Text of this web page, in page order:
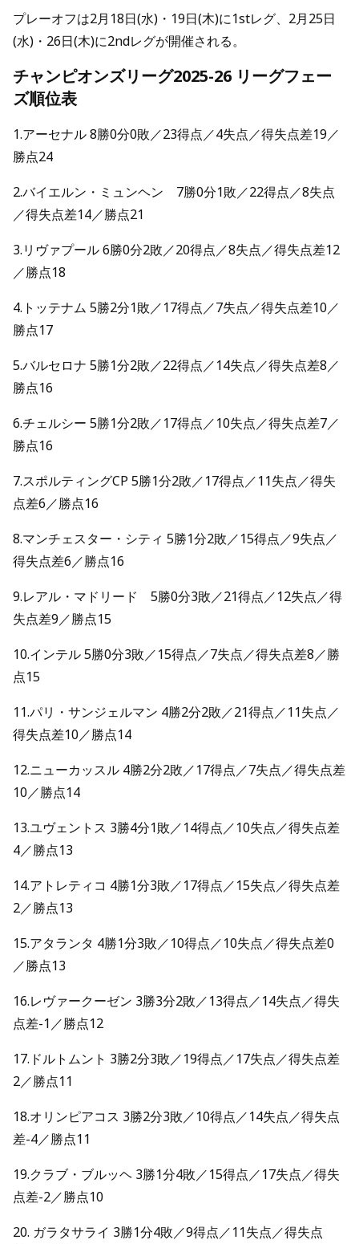
プレーオフは2月18日(水)・19日(木)に1stレグ、2月25日
(水)・26日(木)に2ndレグが開催される。
チャンピオンズリーグ2025-26 リーグフェー
ズ順位表
1.アーセナル 8勝0分0敗／23得点／4失点／得失点差19／
勝点24
2.バイエルン・ミュンヘン 7勝0分1敗／22得点／8失点
／得失点差14／勝点21
3.リヴァプール 6勝0分2敗／20得点／8失点／得失点差12
／勝点18
4.トッテナム 5勝2分1敗／17得点／7失点／得失点差10／
勝点17
5.バルセロナ 5勝1分2敗／22得点／14失点／得失点差8／
勝点16
6.チェルシー 5勝1分2敗／17得点／10失点／得失点差7／
勝点16
7.スポルティングCP 5勝1分2敗／17得点／11失点／得失
点差6／勝点16
8.マンチェスター・シティ 5勝1分2敗／15得点／9失点／
得失点差6／勝点16
9.レアル・マドリード 5勝0分3敗／21得点／12失点／得
失点差9／勝点15
10.インテル 5勝0分3敗／15得点／7失点／得失点差8／勝
点15
11.パリ・サンジェルマン 4勝2分2敗／21得点／11失点／
得失点差10／勝点14
12.ニューカッスル 4勝2分2敗／17得点／7失点／得失点差
10／勝点14
13.ユヴェントス 3勝4分1敗／14得点／10失点／得失点差
4／勝点13
14.アトレティコ 4勝1分3敗／17得点／15失点／得失点差
2／勝点13
15.アタランタ 4勝1分3敗／10得点／10失点／得失点差0
／勝点13
16.レヴァークーゼン 3勝3分2敗／13得点／14失点／得失
点差-1／勝点12
17.ドルトムント 3勝2分3敗／19得点／17失点／得失点差
2／勝点11
18.オリンピアコス 3勝2分3敗／10得点／14失点／得失点
差-4／勝点11
19.クラブ・ブルッヘ 3勝1分4敗／15得点／17失点／得失
点差-2／勝点10
20. ガラタサライ 3勝1分4敗／9得点／11失点／得失点